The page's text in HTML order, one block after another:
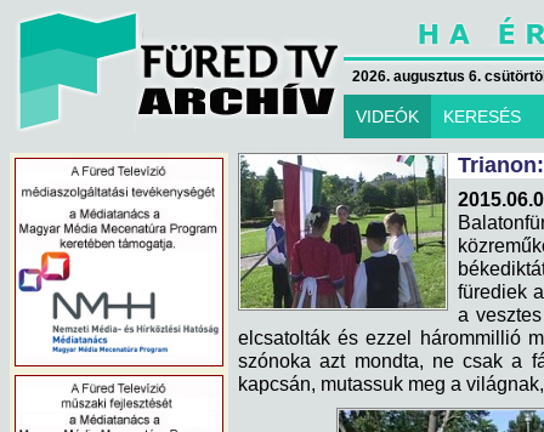
2026. augusztus 6.
VIDEÓK KERESÉS
fürediek
a
elcsatolták és ezzel hárommillió
szónoka azt mondta, ne csak a
kapcsán, mutassuk meg a